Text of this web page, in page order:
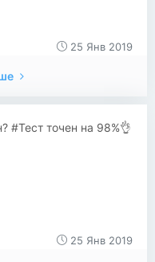
25 Янв 2019
#Тест точен на 98%👌
25 Янв 2019